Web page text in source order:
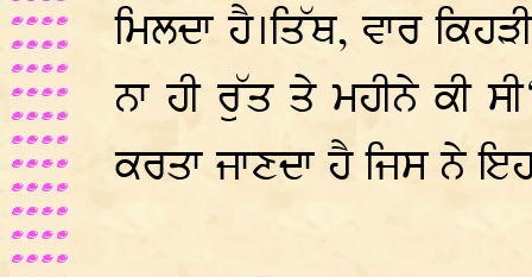
ਮਿਲਦਾ ਹੈ।ਤਿੱਥ, ਵਾਰ
ਨਾ ਹੀ ਰੁੱਤ ਤੇ ਮਹੀਨੇ ਕੀ
ਕਰਤਾ ਜਾਣਦਾ ਹੈ ਜਿਸ ਨੇ ਇਹ